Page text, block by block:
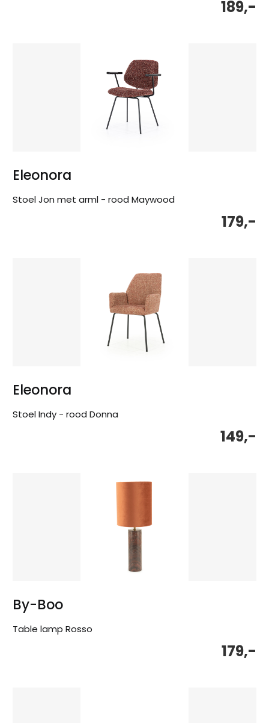
189,-
Eleonora
Stoel Jon met arml - rood Maywood
179,-
Eleonora
Stoel Indy - rood Donna
149,-
By-Boo
Table lamp Rosso
179,-